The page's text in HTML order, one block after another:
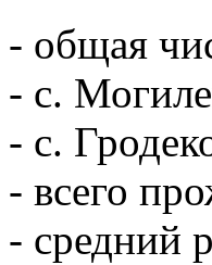
- общая
- с.
- с.
- всего
- средний